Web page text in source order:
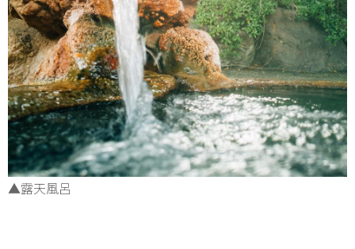
▲露天風呂